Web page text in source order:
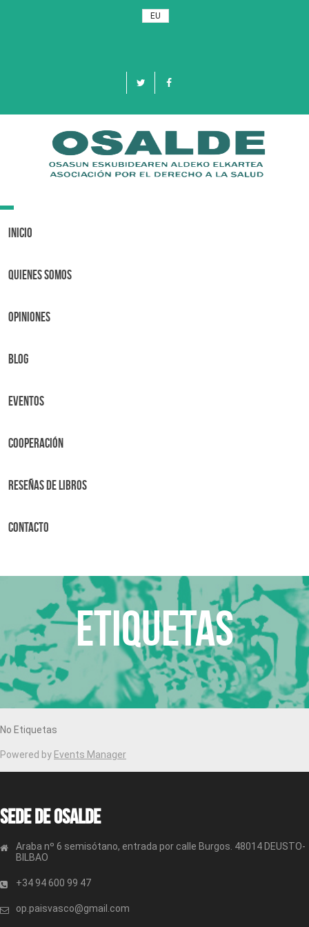
EU
Toggle
Inicio
Quienes Somos
OPINIONES
BLOG
Eventos
Cooperación
Reseñas de libros
Contacto
Etiquetas
No Etiquetas
Powered by Events Manager
Sede de OSALDE
Araba nº 6 semisótano, entrada por calle Burgos. 48014 DEUSTO-
BILBAO
+34 94 600 99 47
op.paisvasco@gmail.com